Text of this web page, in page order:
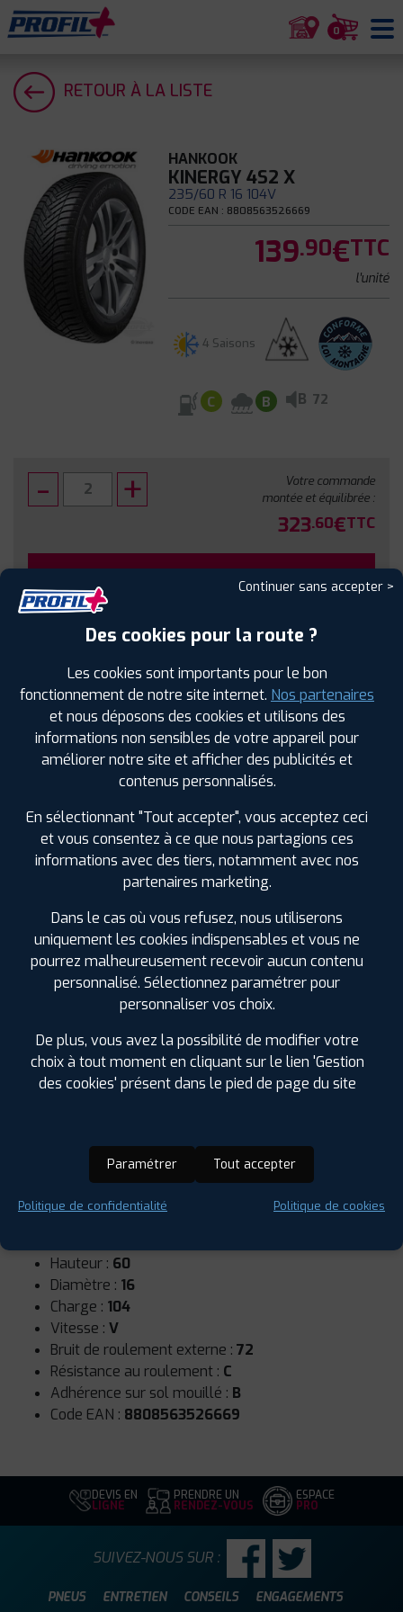
0
RETOUR À LA LISTE
HANKOOK
KINERGY 4S2 X
235/60 R 16 104V
CODE EAN : 8808563526669
139.90€TTC
l'unité
4 Saisons
C B B 72
Votre commande
montée et équilibrée :
323.60€TTC
Sous réserve de disponibilité en agence
SPÉCIFICATIONS AVIS CLIENTS ÉTIQUETAGE
Saison :
4 Saisons
Hauteur : 60
Diamètre : 16
Charge : 104
Vitesse : V
Bruit de roulement externe : 72
Résistance au roulement : C
Adhérence sur sol mouillé : B
Code EAN : 8808563526669
DEVIS EN
LIGNE
PRENDRE UN
RENDEZ-VOUS
ESPACE
PRO
PNEUS ENTRETIEN CONSEILS ENGAGEMENTS
SUIVEZ-NOUS SUR :
Continuer sans accepter >
Des cookies pour la route ?
Les cookies sont importants pour le bon
fonctionnement de notre site internet. Nos partenaires
et nous déposons des cookies et utilisons des
informations non sensibles de votre appareil pour
améliorer notre site et afficher des publicités et
contenus personnalisés.
En sélectionnant "Tout accepter", vous acceptez ceci
et vous consentez à ce que nous partagions ces
informations avec des tiers, notamment avec nos
partenaires marketing.
Dans le cas où vous refusez, nous utiliserons
uniquement les cookies indispensables et vous ne
pourrez malheureusement recevoir aucun contenu
personnalisé. Sélectionnez paramétrer pour
personnaliser vos choix.
De plus, vous avez la possibilité de modifier votre
choix à tout moment en cliquant sur le lien 'Gestion
des cookies' présent dans le pied de page du site
Paramétrer Tout accepter
Politique de confidentialité Politique de cookies